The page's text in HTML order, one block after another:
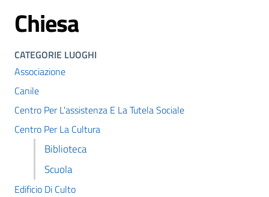
Chiesa
CATEGORIE LUOGHI
Associazione
Canile
Centro Per L'assistenza E La Tutela Sociale
Centro Per La Cultura
Biblioteca
Scuola
Edificio Di Culto